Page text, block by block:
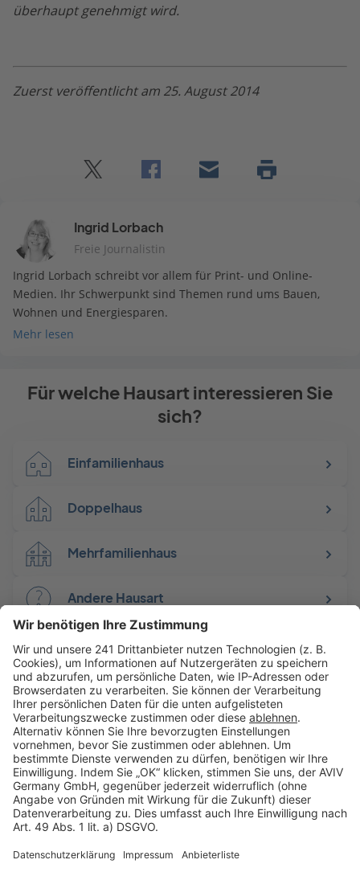
überhaupt genehmigt wird.
Zuerst veröffentlicht am 25. August 2014
Ingrid Lorbach
Freie Journalistin
Ingrid Lorbach schreibt vor allem für Print- und Online-
Medien. Ihr Schwerpunkt sind Themen rund ums Bauen,
Wohnen und Energiesparen.
Mehr lesen
Für welche Hausart interessieren Sie
sich?
Einfamilienhaus
Doppelhaus
Mehrfamilienhaus
Andere Hausart
Jetzt Bauprojekt starten
Unsere Artikel-Empfehlung für
mehr Informationen